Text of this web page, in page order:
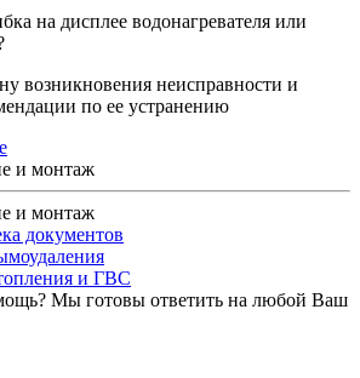
на дисплее водонагревателя или
возникновения неисправности и
по ее устранению
и монтаж
и монтаж
документов
и ГВС
Мы готовы ответить на любой Ваш